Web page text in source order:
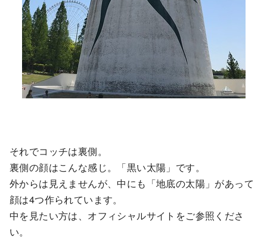
それでコッチは裏側。
裏側の顔はこんな感じ。「黒い太陽」です。
外からは見えませんが、中にも「地底の太陽」があって
顔は4つ作られています。
中を見たい方は、オフィシャルサイトをご参照くださ
い。